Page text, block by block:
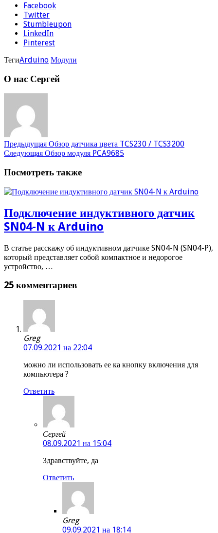
Facebook
Twitter
Stumbleupon
LinkedIn
Pinterest
ТегиArduino Модули
О нас Сергей
Предыдущая Обзор датчика цвета TCS230 / TCS3200
Следующая Обзор модуля PCA9685
Посмотреть также
Подключение индуктивного датчик
SN04-N к Arduino
В статье расскажу об индуктивном датчике SN04-N (SN04-P),
который представляет собой компактное и недорогое
устройство, …
25 комментариев
Greg
07.09.2021 на 22:04
можно ли использовать ее ка кнопку включения для
компьютера ?
Ответить
Сергей
08.09.2021 на 15:04
Здравствуйте, да
Ответить
Greg
09.09.2021 на 18:14